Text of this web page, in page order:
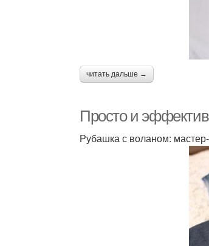
читать дальше →
Просто и
Рубашка с воланом: